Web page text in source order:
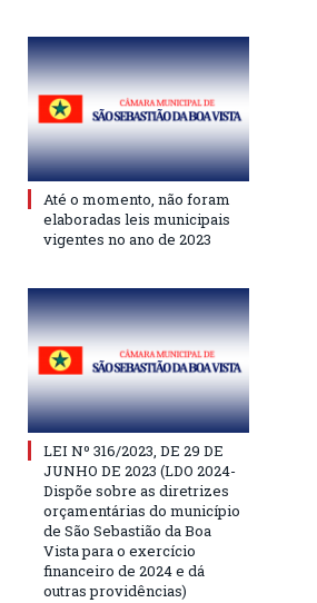
Até o momento, não foram
elaboradas leis municipais
vigentes no ano de 2023
LEI Nº 316/2023, DE 29 DE
JUNHO DE 2023 (LDO 2024-
Dispõe sobre as diretrizes
orçamentárias do município
de São Sebastião da Boa
Vista para o exercício
financeiro de 2024 e dá
outras providências)